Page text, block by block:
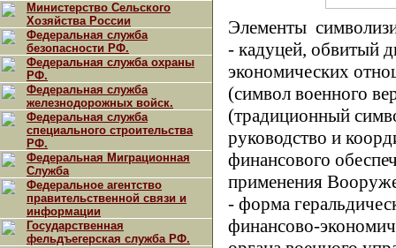
Министерство Сельского
Хозяйства России
Федеральная служба
безопасности РФ.
Федеральная служба охраны
РФ.
Федеральная служба
железнодорожных войск.
Федеральная служба
специального строительства
РФ.
Федеральная Миграционная
Служба
Федеральное агентство
правительственной связи и
информации
Государственная
фельдъегерская служба РФ.
Элементы
- кадуцей, обвитый
экономических
(символ военного
(традиционный
руководство и
финансового
применения
- форма
финансово-